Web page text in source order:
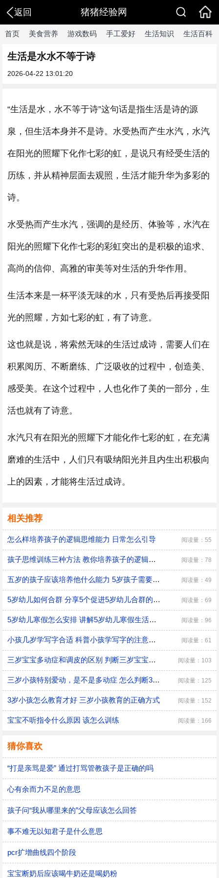
返回 猪猪经验网
首页 美食营养 游戏数码 手工爱好 生活知识 生活百科
生活是水水不等于诗
2026-04-22 13:01:20
“生活是水，水不等于诗”这句话是指生活是诗的源
泉，但生活本身并不是诗。水受热而产生水汽，水汽
在阳光的照耀下化作七彩的虹，是说只有经受生活的
历练，并从精神层面去观照，生活才能升华为多彩的
诗。
水受热而产生水汽，强调的是经历、体验等，水汽在
阳光的照耀下化作七彩的彩虹突出的是积极的追求、
高尚的信仰、高雅的审美等对生活的升华作用。
生活本来是一杯平淡无味的水，只有受热后再接受阳
光的照耀，方如七彩的虹，有了诗意。
这也就是说，将索然无味的生活过成诗，需要人们在
积累阅历、不断磨练、广泛吸收的过程中，创造美、
感受美。在这个过程中，人也化作了美的一部分，生
活也就有了诗意。
水汽只有在阳光的照耀下才能化作七彩的虹，在充满
磨难的生活中，人们只有吸纳阳光并且内生出积极向
上的因素，才能将生活过成诗。
相关推荐
怎么样培养孩子的逻辑思维能力 日常怎么引导 阅读量：55
孩子思维训练三种方法 教你培养孩子的逻辑思维 阅读量：78
五岁的孩子应该培养他什么能力 5岁孩子需要培养的能力 阅读量：49
5岁幼儿如何合群 分享5个促进5岁幼儿合群的技巧 阅读量：69
5岁幼儿寒假怎么安排 讲解5岁幼儿寒假生活安排 阅读量：96
小孩几岁学写字合适 科普小孩学写字的注意事项 阅读量：61
三岁宝宝多动症和调皮的区别 判断三岁宝宝是多动症和调皮的方法 阅读量：103
三岁小孩特别爱动，是不是多动症 怎么判断3岁多动症？ 阅读量：125
3岁小孩怎么教育才好 三岁小孩教育的正确方式 阅读量：152
宝宝不听指令什么原因 该怎么训练 阅读量：166
猜你喜欢
“打是亲骂是爱” 通过打骂管教孩子是正确的吗
心有余而力不足的意思
孩子问“我从哪里来的”父母应该怎么回答
事不难无以知君子是什么意思
pcr扩增曲线四个阶段
宝宝断奶后应该喝牛奶还是喝奶粉